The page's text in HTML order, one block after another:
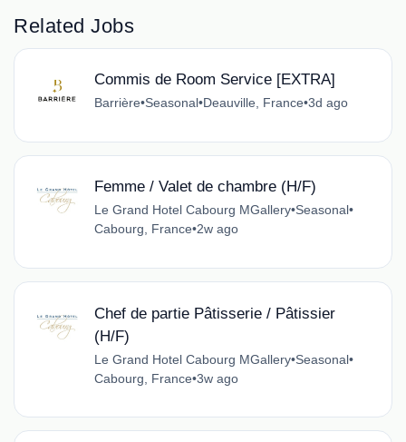
Related Jobs
Commis de Room Service [EXTRA]
Barrière•Seasonal•Deauville, France•3d ago
Femme / Valet de chambre (H/F)
Le Grand Hotel Cabourg MGallery•Seasonal•
Cabourg, France•2w ago
Chef de partie Pâtisserie / Pâtissier
(H/F)
Le Grand Hotel Cabourg MGallery•Seasonal•
Cabourg, France•3w ago